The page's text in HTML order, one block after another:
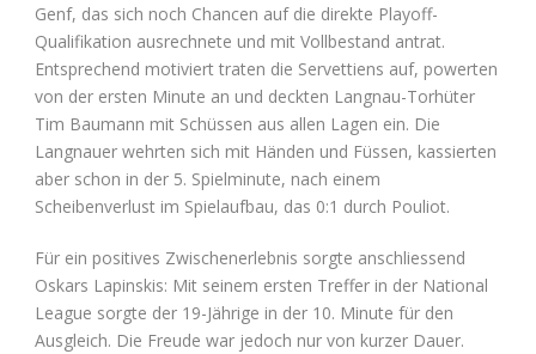
Genf, das sich noch Chancen auf die direkte Playoff-
Qualifikation ausrechnete und mit Vollbestand antrat.
Entsprechend motiviert traten die Servettiens auf, powerten
von der ersten Minute an und deckten Langnau-Torhüter
Tim Baumann mit Schüssen aus allen Lagen ein. Die
Langnauer wehrten sich mit Händen und Füssen, kassierten
aber schon in der 5. Spielminute, nach einem
Scheibenverlust im Spielaufbau, das 0:1 durch Pouliot.
Für ein positives Zwischenerlebnis sorgte anschliessend
Oskars Lapinskis: Mit seinem ersten Treffer in der National
League sorgte der 19-Jährige in der 10. Minute für den
Ausgleich. Die Freude war jedoch nur von kurzer Dauer.